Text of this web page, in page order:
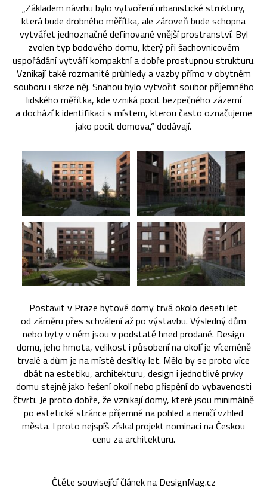
„Základem návrhu bylo vytvoření urbanistické struktury,
která bude drobného měřítka, ale zároveň bude schopna
vytvářet jednoznačně definované vnější prostranství. Byl
zvolen typ bodového domu, který při šachovnicovém
uspořádání vytváří kompaktní a dobře prostupnou strukturu.
Vznikají také rozmanité průhledy a vazby přímo v obytném
souboru i skrze něj. Snahou bylo vytvořit soubor příjemného
lidského měřítka, kde vzniká pocit bezpečného zázemí
a dochází k identifikaci s místem, kterou často označujeme
jako pocit domova,“ dodávají.
Postavit v Praze bytové domy trvá okolo deseti let
od záměru přes schválení až po výstavbu. Výsledný dům
nebo byty v něm jsou v podstatě hned prodané. Design
domu, jeho hmota, velikost i působení na okolí je víceméně
trvalé a dům je na místě desítky let. Mělo by se proto více
dbát na estetiku, architekturu, design i jednotlivé prvky
domu stejně jako řešení okolí nebo přispění do vybavenosti
čtvrti. Je proto dobře, že vznikají domy, které jsou minimálně
po estetické stránce příjemné na pohled a neničí vzhled
města. I proto nejspíš získal projekt nominaci na Českou
cenu za architekturu.
Čtěte související článek na DesignMag.cz